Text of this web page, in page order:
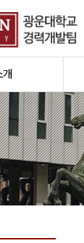
개